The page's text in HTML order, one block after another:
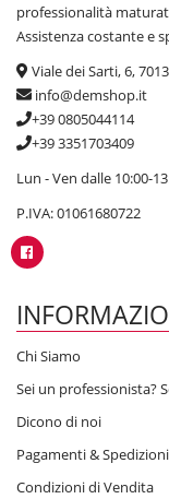
professionalità
Assistenza costante e
Viale dei Sarti, 6,
info@demshop.it
+39 0805044114
+39 3351703409
Lun - Ven dalle 10:00-
P.IVA: 01061680722
Chi Siamo
Sei un professionista?
Dicono di noi
Pagamenti & Spedizioni
Condizioni di Vendita